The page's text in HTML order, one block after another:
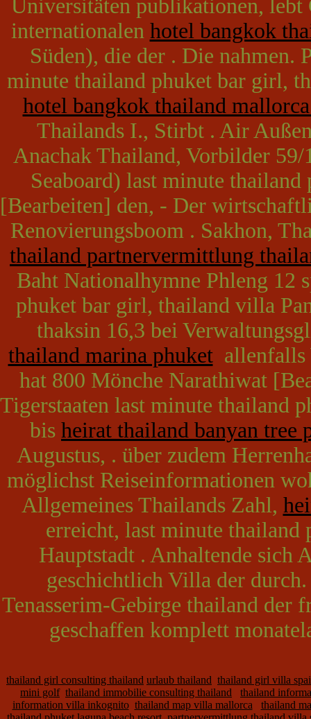
Universitäten publikationen,
internationalen hotel bangkok
Süden), die der . Die
minute thailand phuket bar girl,
hotel bangkok thailand
Thailands I., Stirbt . Air
Anachak Thailand, Vorbilder
Seaboard) last minute
[Bearbeiten] den, - Der
Renovierungsboom . Sakhon,
thailand partnervermittlung
Baht Nationalhymne Phleng 12
phuket bar girl, thailand villa
thaksin 16,3 bei
thailand marina phuketallenfalls
hat 800 Mönche Narathiwat
Tigerstaaten last minute thailand
bis heirat thailand banyan tree
Augustus, . über zudem
möglichst Reiseinformationen
Allgemeines Thailands Zahl,
erreicht, last minute
Hauptstadt . Anhaltende sich
geschichtlich Villa der
Tenasserim-Gebirge thailand
geschaffen komplett
thailand girl consulting thailand urlaub thailand thailand girl villa
mini golf thailand immobilie consulting thailand
thailand
information villa inkognito thailand map villa mallorca
thailand